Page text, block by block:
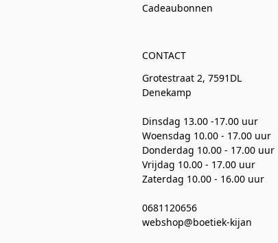
Cadeaubonnen
CONTACT
Grotestraat 2, 7591DL
Denekamp
Dinsdag 13.00 -17.00 uur
Woensdag 10.00 - 17.00 uur
Donderdag 10.00 - 17.00 uur
Vrijdag 10.00 - 17.00 uur
Zaterdag 10.00 - 16.00 uur
0681120656
webshop@boetiek-kijan